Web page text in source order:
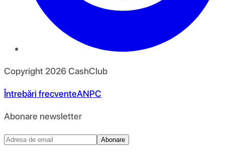
Copyright 2026CashClub
Întrebări frecventeANPC
Abonare newsletter
Abonare